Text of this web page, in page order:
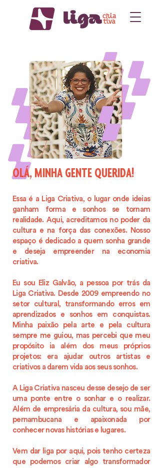
OLÁ, MINHA GENTE QUERIDA!
Essa é a Liga Criativa, o lugar onde ideias
ganham forma e sonhos se tornam
realidade. Aqui, acreditamos no poder da
cultura e na força das conexões. Nosso
espaço é dedicado a quem sonha grande
e deseja empreender na economia
criativa.
Eu sou Eliz Galvão, a pessoa por trás da
Liga Criativa. Desde 2009 empreendo no
setor cultural, transformando erros em
aprendizados e sonhos em conquistas.
Minha paixão pela arte e pela cultura
sempre me guiou, mas percebi que meu
propósito ia além dos meus próprios
projetos: era ajudar outros artistas e
criativos a darem vida aos seus sonhos.
A Liga Criativa nasceu desse desejo de ser
uma ponte entre o sonhar e o realizar.
Além de empresária da cultura, sou mãe,
pernambucana e apaixonada por
conhecer novas histórias e lugares.
Vem dar liga por aqui, pois tenho certeza
que podemos criar algo transformador